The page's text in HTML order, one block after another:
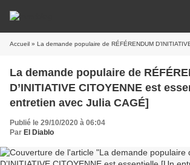
Accueil » La demande populaire de RÉFÉRENDUM D’INITIATIVE CITOYENNE est
La demande populaire de
D’INITIATIVE CITOYENNE est
entretien avec Julia CAGÉ]
Publié le 29/10/2020 à 06:04
Par El Diablo